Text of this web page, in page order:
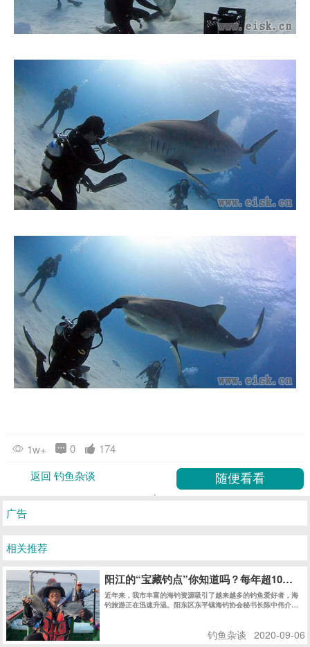
1w+ 0
174
返回 钓鱼杂谈
广告
相关推荐
阳江的“宝藏钓点”你知道吗？每年超10万人
近年来，我市丰富的海钓资源吸引了越来越多的钓鱼爱好者，海
钓旅游正在迅速升温。阳东区东平镇海钓协会秘书长陈中伟介
钓鱼杂谈 2020-09-06